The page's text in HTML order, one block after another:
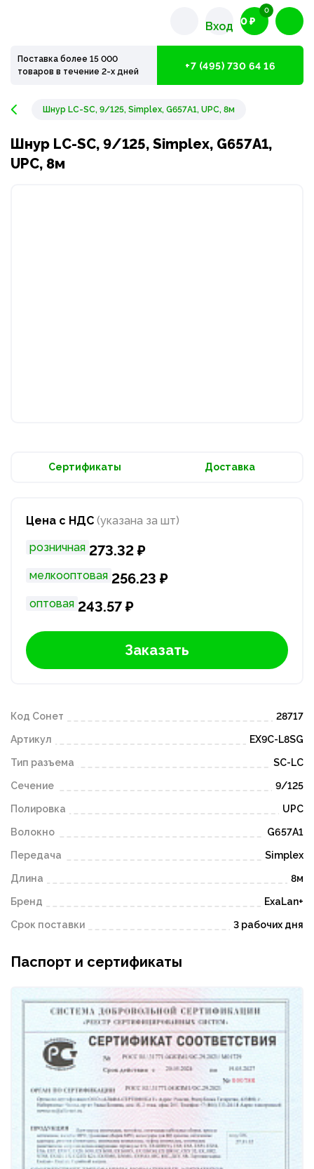
Вход 0 ₽
0
Поставка более 15 000
товаров в течение 2-х дней
+7 (495) 730 64 16
Шнур LC-SC, 9/125, Simplex, G657A1, UPC, 8м
Шнур LC-SC, 9/125, Simplex, G657A1,
UPC, 8м
Сертификаты Доставка
Цена с НДС (указана за шт)
розничная 273.32 ₽
мелкооптовая 256.23 ₽
оптовая 243.57 ₽
Заказать
Код Сонет 28717
Артикул EX9C-L8SG
Тип разъема SC-LC
Сечение 9/125
Полировка UPC
Волокно G657A1
Передача Simplex
Длина 8м
Бренд ExaLan+
Срок поставки 3 рабочих дня
Паспорт и сертификаты